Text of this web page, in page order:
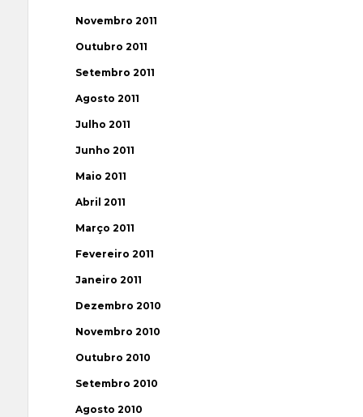
Novembro 2011
Outubro 2011
Setembro 2011
Agosto 2011
Julho 2011
Junho 2011
Maio 2011
Abril 2011
Março 2011
Fevereiro 2011
Janeiro 2011
Dezembro 2010
Novembro 2010
Outubro 2010
Setembro 2010
Agosto 2010